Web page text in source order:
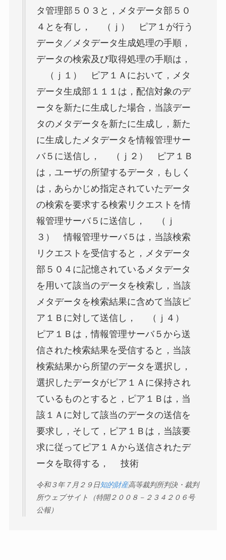
タ管理部５０３と，メタデータ部５０
４とを有し， （ｊ） ピア１が行う
データ／メタデータ生成処理の手順，
データの検索及び取得処理の手順は，
（ｊ１） ピア１Ａにおいて，メタ
データ生成部１１１は，配信対象のデ
ータを新たに生成した場合，当該デー
タのメタデータを新たに生成し，新た
に生成したメタデータを情報管理サー
バ５に送信し， （ｊ２） ピア１Ｂ
は，ユーザの所望するデータ，もしく
は，あらかじめ指定されていたデータ
の検索を要求する検索リクエストを情
報管理サーバ５に送信し， （ｊ
３） 情報管理サーバ５は，当該検索
リクエストを受信すると，メタデータ
部５０４に記憶されているメタデータ
を用いて該当のデータを検索し，当該
メタデータを検索結果に含めて当該ピ
ア１Ｂに対して送信し， （ｊ４）
ピア１Ｂは，情報管理サーバ５から送
信された検索結果を受信すると，当該
検索結果から所望のデータを選択し，
選択したデータがピア１Ａに保持され
ているものとすると，ピア１Ｂは，当
該１Ａに対して該当のデータの送信を
要求し，そして，ピア１Ｂは，当該要
求に従ってピア１Ａから送信されたデ
ータを取得する， 技術
令和３年７月２９日知的財産高等裁判所判決・裁判
所ウェブサイト（特開２００８－２３４２０６号
公報）